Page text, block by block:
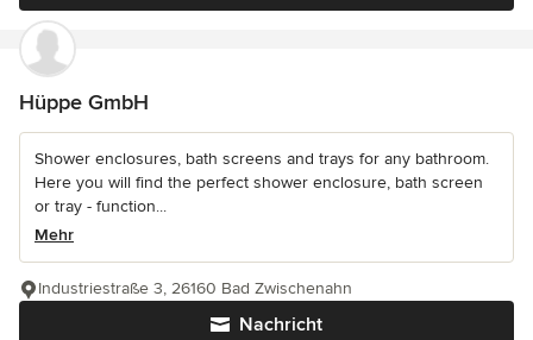
Hüppe GmbH
Shower enclosures, bath screens and trays for any bathroom.
Here you will find the perfect shower enclosure, bath screen
or tray - function...
Mehr
Nachricht
Industriestraße 3, 26160 Bad Zwischenahn